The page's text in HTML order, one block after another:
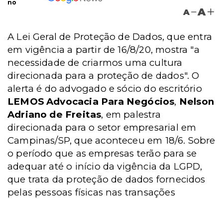
no
A A
A Lei Geral de Proteção de Dados, que entra
em vigência a partir de 16/8/20, mostra "a
necessidade de criarmos uma cultura
direcionada para a proteção de dados". O
alerta é do advogado e sócio do escritório
LEMOS Advocacia Para Negócios, Nelson
Adriano de Freitas, em palestra
direcionada para o setor empresarial em
Campinas/SP, que aconteceu em 18/6. Sobre
o período que as empresas terão para se
adequar até o início da vigência da LGPD,
que trata da proteção de dados fornecidos
pelas pessoas físicas nas transações